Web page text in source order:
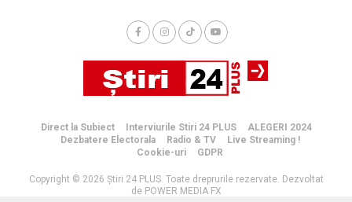
Direct la Subiect Interviurile Stiri 24 PLUS
ALEGERI 2024
Dezbatere Electorala
Radio & TV
Live Streaming !
Cookie-uri
GDPR
Copyright © 2026 Știri 24 PLUS. Toate dreprurile rezervate. Dezvoltat
de POWER MEDIA FX